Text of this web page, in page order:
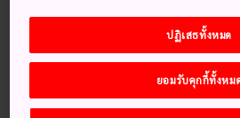
เกร็ดน่าสนใจ
สวนดอกไม้คาโกชิม่ามีพืชพรรณและ
พืชเขตร้อนที่มีถิ่นกำเนิดเฉพาะญี่ปุ่
ปฏิเสธทั้งหมด
ยอมรับคุกกี้ทั้งหม